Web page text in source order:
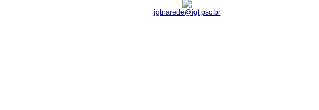
igtnarede@igt.psc.br